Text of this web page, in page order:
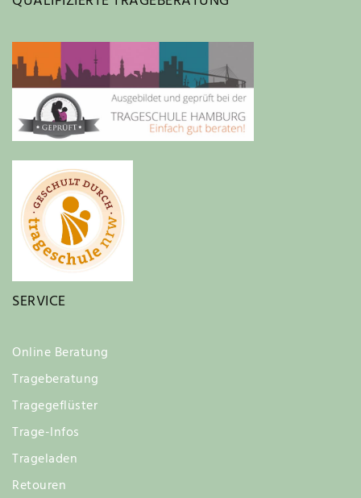
SERVICE
Online Beratung
Trageberatung
Tragegeflüster
Trage-Infos
Trageladen
Retouren